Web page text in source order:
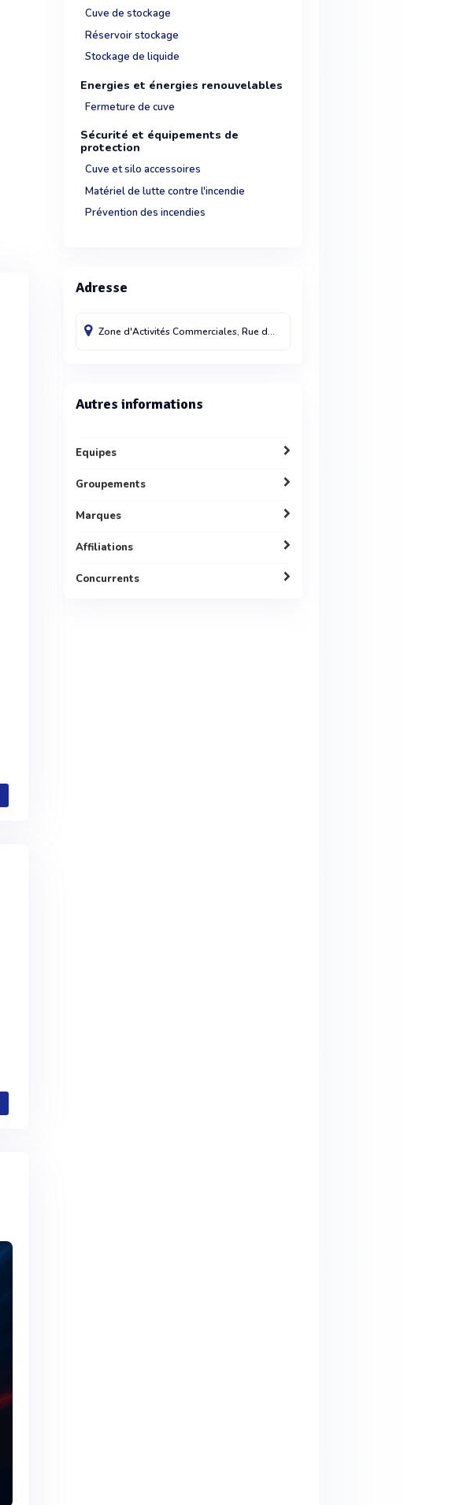
Cuve de stockage
Réservoir stockage
Stockage de liquide
Energies et énergies renouvelables
Fermeture de cuve
Sécurité et équipements de
protection
Cuve et silo accessoires
Matériel de lutte contre l'incendie
Prévention des incendies
Adresse
Zone d'Activités Commerciales, Rue de Montbary
Autres informations
Equipes
Groupements
Marques
Affiliations
Concurrents